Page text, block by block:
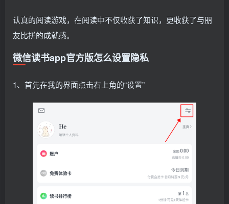
认真的阅读游戏，在阅读中不仅收获了知识，更收获了与朋
友比拼的成就感。
微信读书app官方版怎么设置隐私
1、首先在我的界面点击右上角的“设置”